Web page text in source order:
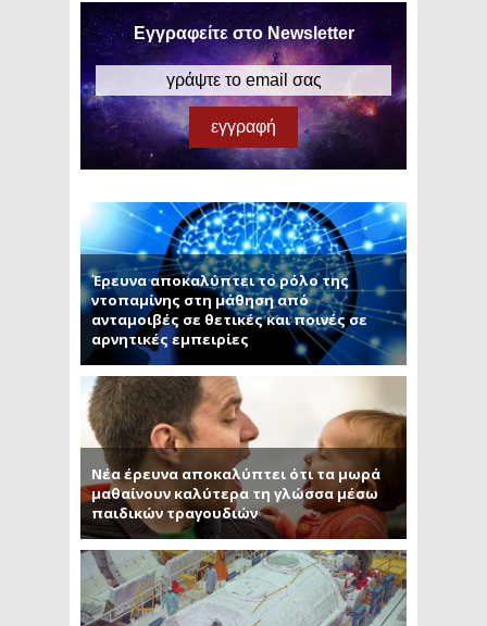
Εγγραφείτε στο Newsletter
Έρευνα αποκαλύπτει το ρόλο της
ντοπαμίνης στη μάθηση από
ανταμοιβές σε θετικές και ποινές σε
αρνητικές εμπειρίες
Νέα έρευνα αποκαλύπτει ότι τα μωρά
μαθαίνουν καλύτερα τη γλώσσα μέσω
παιδικών τραγουδιών